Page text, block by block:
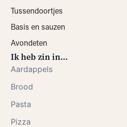
Tussendoortjes
Basis en sauzen
Avondeten
Ik heb zin in...
Aardappels
Brood
Pasta
Pizza